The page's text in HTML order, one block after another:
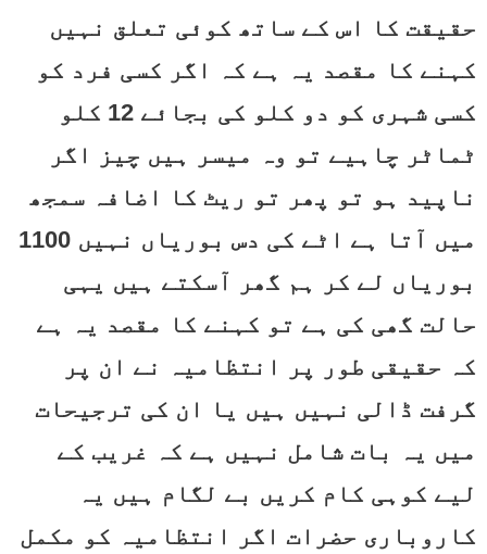
حقیقت کا اس کے ساتھ کوئی تعلق نہیں
کہنے کا مقصد یہ ہے کہ اگر کسی فرد کو
کسی شہری کو دو کلو کی بجائے 12 کلو
ٹماٹر چاہیے تو وہ میسر ہیں چیز اگر
ناپید ہو تو پھر تو ریٹ کا اضافہ سمجھ
میں آتا ہے اٹے کی دس بوریاں نہیں 1100
بوریاں لے کر ہم گھر آسکتے ہیں یہی
حالت گھی کی ہے تو کہنے کا مقصد یہ ہے
کہ حقیقی طور پر انتظامیہ نے ان پر
گرفت ڈالی نہیں ہیں یا ان کی ترجیحات
میں یہ بات شامل نہیں ہے کہ غریب کے
لیے کوہی کام کریں بے لگام ہیں یہ
کاروباری حضرات اگر انتظامیہ کو مکمل